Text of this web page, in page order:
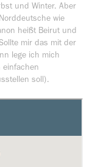
und Winter. Aber
wie
heißt Beirut und
mir das mit der
lege ich mich
einfachen
soll).